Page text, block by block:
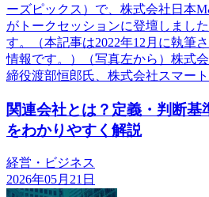
ーズピックス）で、株式会社日本
がトークセッションに登壇しまし
す。（本記事は2022年12月に執筆
情報です。）（写真左から）株式
締役渡部恒郎氏、株式会社スマー
関連会社とは？定義・判断基
をわかりやすく解説
経営・ビジネス
2026年05月21日